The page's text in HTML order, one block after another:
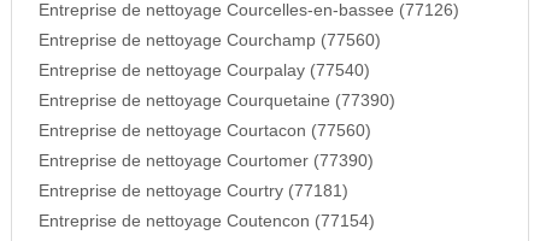
Entreprise de nettoyage Courcelles-en-bassee (77126)
Entreprise de nettoyage Courchamp (77560)
Entreprise de nettoyage Courpalay (77540)
Entreprise de nettoyage Courquetaine (77390)
Entreprise de nettoyage Courtacon (77560)
Entreprise de nettoyage Courtomer (77390)
Entreprise de nettoyage Courtry (77181)
Entreprise de nettoyage Coutencon (77154)